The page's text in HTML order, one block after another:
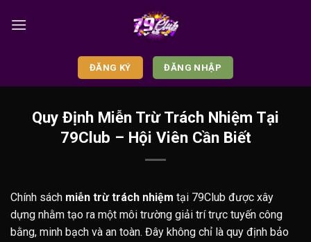
ĐĂNG KÝ ĐĂNG NHẬP
Quy Định Miễn Trừ Trách Nhiệm Tại
79Club – Hội Viên Cần Biết
Chính sách miễn trừ trách nhiệm tại 79Club được xây
dựng nhằm tạo ra một môi trường giải trí trực tuyến công
bằng, minh bạch và an toàn. Đây không chỉ là quy định bảo